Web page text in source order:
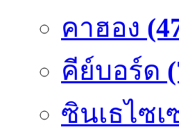
คาฮอง
คีย์บอร์ด
ซินเธไซเ